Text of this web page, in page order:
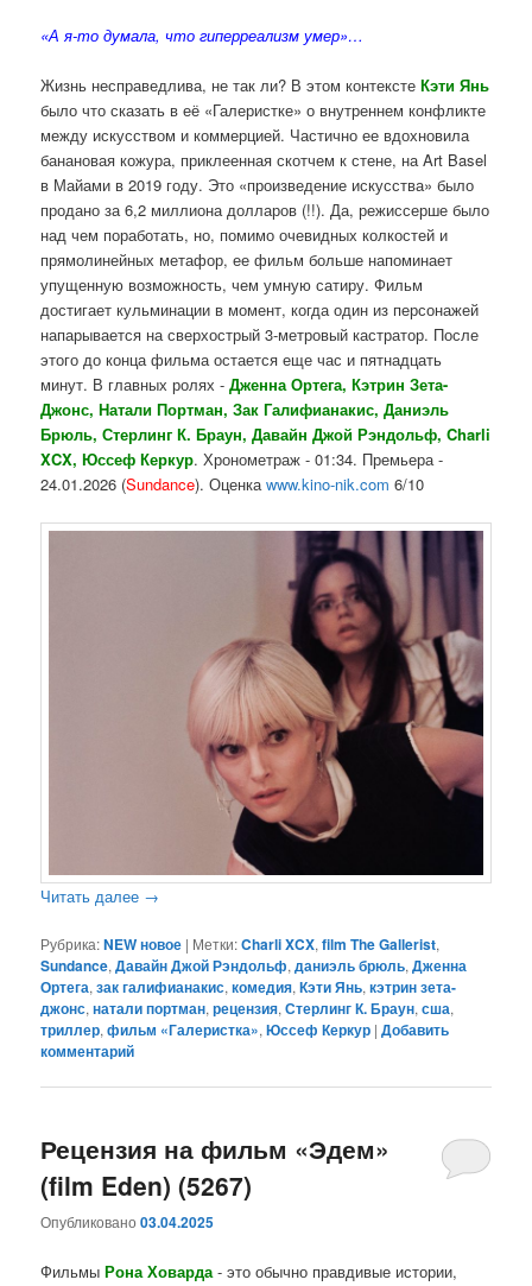
«А я-то думала, что гиперреализм умер»…
Жизнь несправедлива, не так ли? В этом контекстеКэти Янь
было что сказать в её «Галеристке» о внутреннем конфликте
между искусством и коммерцией. Частично ее вдохновила
банановая кожура, приклеенная скотчем к стене, на Art Basel
в Майами в 2019 году. Это «произведение искусства» было
продано за 6,2 миллиона долларов (!!). Да, режиссерше было
над чем поработать, но, помимо очевидных колкостей и
прямолинейных метафор, ее фильм больше напоминает
упущенную возможность, чем умную сатиру. Фильм
достигает кульминации в момент, когда один из персонажей
напарывается на сверхострый 3-метровый кастратор. После
этого до конца фильма остается еще час и пятнадцать
минут. В главных ролях -Дженна Ортега, Кэтрин Зета-
Джонс, Натали Портман, Зак Галифианакис, Даниэль
Брюль, Стерлинг К. Браун, Давайн Джой Рэндольф, Charli
XCX, Юссеф Керкур. Хронометраж - 01:34. Премьера -
24.01.2026 (Sundance). Оценкаwww.kino-nik.com 6/10
Читать далее →
Рубрика:NEW новое | Метки:Charli XCX,film The Gallerist,
Sundance,Давайн Джой Рэндольф,даниэль брюль,Дженна
Ортега,зак галифианакис,комедия,Кэти Янь,кэтрин зета-
джонс,натали портман,рецензия,Стерлинг К. Браун,сша,
триллер,фильм «Галеристка»,Юссеф Керкур |Добавить
комментарий
Рецензия на фильм «Эдем»
(film Eden) (5267)
Опубликовано03.04.2025
ФильмыРона Ховарда - это обычно правдивые истории,